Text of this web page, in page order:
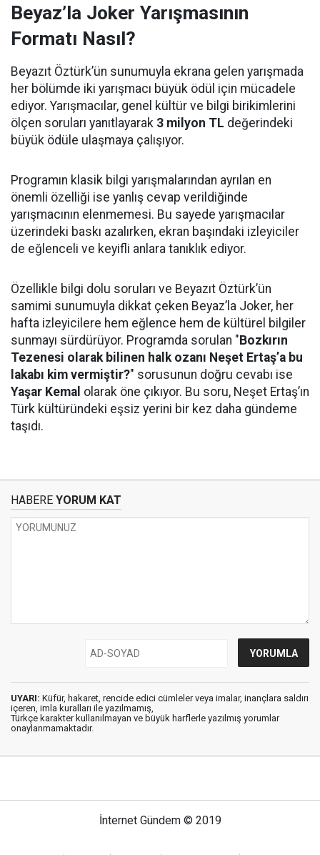
Beyaz’la Joker Yarışmasının
Formatı Nasıl?
Beyazıt Öztürk’ün sunumuyla ekrana gelen yarışmada
her bölümde iki yarışmacı büyük ödül için mücadele
ediyor. Yarışmacılar, genel kültür ve bilgi birikimlerini
ölçen soruları yanıtlayarak 3 milyon TL değerindeki
büyük ödüle ulaşmaya çalışıyor.
Programın klasik bilgi yarışmalarından ayrılan en
önemli özelliği ise yanlış cevap verildiğinde
yarışmacının elenmemesi. Bu sayede yarışmacılar
üzerindeki baskı azalırken, ekran başındaki izleyiciler
de eğlenceli ve keyifli anlara tanıklık ediyor.
Özellikle bilgi dolu soruları ve Beyazıt Öztürk’ün
samimi sunumuyla dikkat çeken Beyaz’la Joker, her
hafta izleyicilere hem eğlence hem de kültürel bilgiler
sunmayı sürdürüyor. Programda sorulan "Bozkırın
Tezenesi olarak bilinen halk ozanı Neşet Ertaş’a bu
lakabı kim vermiştir?" sorusunun doğru cevabı ise
Yaşar Kemal olarak öne çıkıyor. Bu soru, Neşet Ertaş’ın
Türk kültüründeki eşsiz yerini bir kez daha gündeme
taşıdı.
HABERE YORUM KAT
UYARI: Küfür, hakaret, rencide edici cümleler veya imalar, inançlara saldırı
içeren, imla kuralları ile yazılmamış,
Türkçe karakter kullanılmayan ve büyük harflerle yazılmış yorumlar
onaylanmamaktadır.
İnternet Gündem © 2019